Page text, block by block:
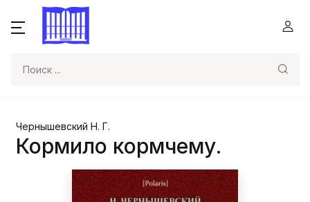
Чернышевский Н. Г.
Кормило кормчему.